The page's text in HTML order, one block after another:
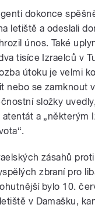
dokonce
letiště a odeslali
únos. Také
tisíce Izraelců v
útoku je velmi
nebo se zamknout
složky
a „některým
zásahů
zbraní pro
bylo 10.
v Damašku,